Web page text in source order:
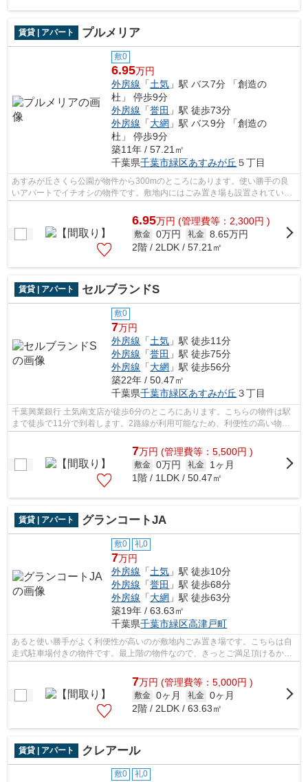
賃貸 | アパート プルメリア
敷0
6.95万円
外房線 「土気 」駅 バス7分 「創造の
杜」 停歩9分
外房線 「誉田 」駅 徒歩73分
外房線 「大網 」駅 バス9分 「創造の
杜」 停歩9分
築11年 / 57.21㎡
千葉県千葉市緑区あすみが丘 ５丁目
あすみが丘さくら公園が物件から300mのところにあります。使い勝手の良
いアパートでイチオシの物件です。敷地内にはごみ置き場も設置されていま
す。こちらの物件はインターネットをご...
6.95万円 (管理費等：2,300円 )
敷金 0万円 礼金 8.65万円
2階 / 2LDK / 57.21㎡
賃貸 | アパート セルブランドS
敷0
7万円
外房線 「土気 」駅 徒歩11分
外房線 「誉田 」駅 徒歩75分
外房線 「大網 」駅 徒歩56分
築22年 / 50.47㎡
千葉県千葉市緑区あすみが丘 ３丁目
千葉興業銀行 土気南支店が徒歩6分のところにあります。こちらの物件は駅
まで徒歩で11分で到着します。2路線が利用可能なため、利便性の高い物件
です。ネット回線がある物件です。外房...
7万円 (管理費等：5,500円 )
敷金 0万円 礼金
1ヶ月
1階 / 1LDK / 50.47㎡
賃貸 | アパート グランコートJA
敷0 礼0
7万円
外房線 「土気 」駅 徒歩10分
外房線 「誉田 」駅 徒歩68分
外房線 「大網 」駅 徒歩63分
築19年 / 63.63㎡
千葉県千葉市緑区高津戸町
あると使い勝手がよく利便性が高いのが敷地内ごみ置き場です。こちらは自
走式駐車場付きの物件です。最上階の物件なので、きっとご満足頂けるかと
7万円 (管理費等：5,000円 )
敷金 0ヶ月 礼金 0ヶ月
2階 / 2LDK / 63.63㎡
賃貸 | アパート クレアール
敷0 礼0